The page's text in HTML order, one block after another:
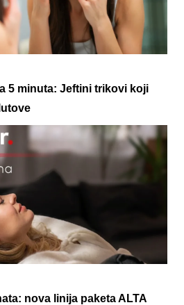
5 minuta: Jeftini trikovi koji
nova linija paketa ALTA